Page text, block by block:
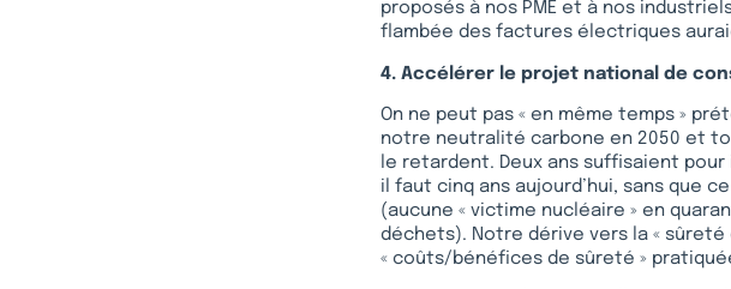
proposés à nos PME et à nos
flambée des factures électriques
4. Accélérer le projet national de
On ne peut pas « en même temps »
notre neutralité carbone en 2050 et
le retardent. Deux ans suffisaient
il faut cinq ans aujourd’hui, sans que
(aucune « victime nucléaire » en
déchets). Notre dérive vers la « sûreté
« coûts/bénéfices de sûreté »